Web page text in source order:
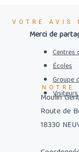
VOTRE AVIS
Merci de
Centres
Écoles
Groupe
NOTRE
Moulin
Route de
18330